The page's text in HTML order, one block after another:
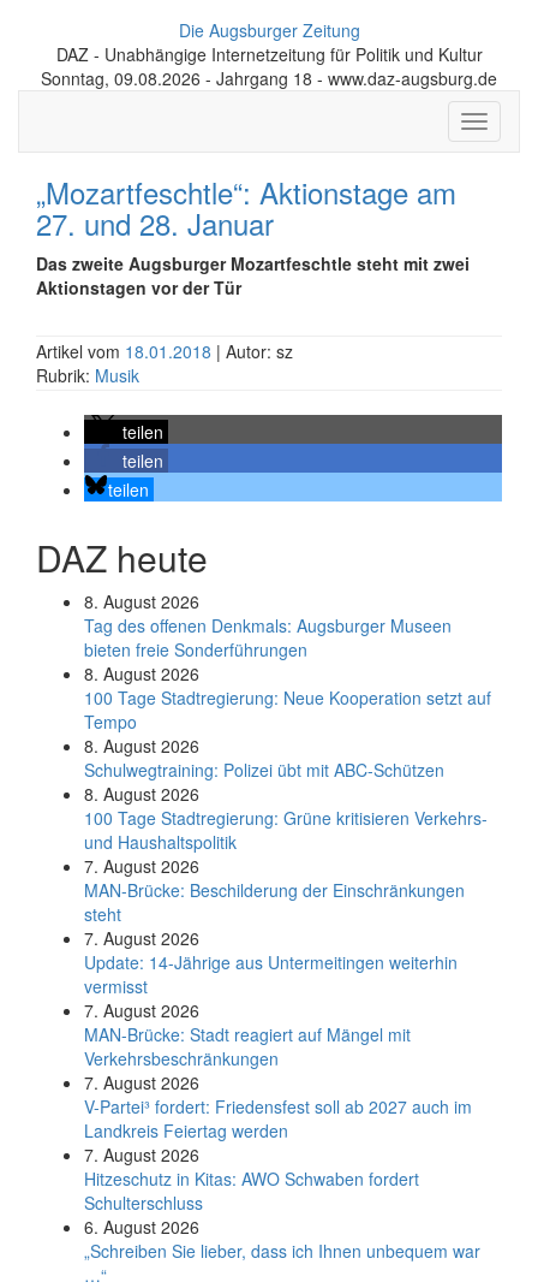
Die Augsburger Zeitung
DAZ - Unabhängige Internetzeitung für Politik und Kultur
Sonntag, 09.08.2026 - Jahrgang 18 - www.daz-augsburg.de
Toggle
„Mozartfeschtle“: Aktionstage am
27. und 28. Januar
Das zweite Augsburger Mozartfeschtle steht mit zwei
Aktionstagen vor der Tür
Artikel vom 18.01.2018 | Autor: sz
Rubrik: Musik
teilen
teilen
teilen
DAZ heute
8. August 2026
Tag des offenen Denkmals: Augsburger Museen
bieten freie Sonderführungen
8. August 2026
100 Tage Stadtregierung: Neue Kooperation setzt auf
Tempo
8. August 2026
Schul­weg­trai­ning: Poli­zei übt mit ABC-Schüt­zen
8. August 2026
100 Tage Stadtregierung: Grüne kritisieren Verkehrs-
und Haushaltspolitik
7. August 2026
MAN-Brücke: Beschilderung der Einschränkungen
steht
7. August 2026
Update: 14-Jährige aus Untermeitingen weiterhin
vermisst
7. August 2026
MAN-Brücke: Stadt reagiert auf Mängel mit
Verkehrsbeschränkungen
7. August 2026
V-Partei­³ fordert: Friedens­fest soll ab 2027 auch im
Land­kreis Feier­tag werden
7. August 2026
Hitzeschutz in Kitas: AWO Schwaben fordert
Schulterschluss
6. August 2026
„Schreiben Sie lieber, dass ich Ihnen unbequem war
…“